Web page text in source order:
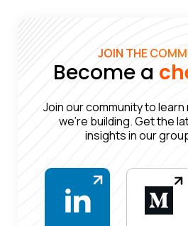
JOIN THE
Become a
Join our community to
we’re building. Get the
insights in our